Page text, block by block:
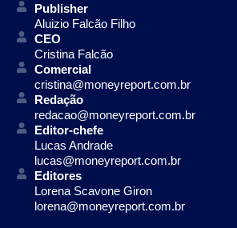
Publisher
Aluizio Falcão Filho
CEO
Cristina Falcão
Comercial
cristina@moneyreport.com.br
Redação
redacao@moneyreport.com.br
Editor-chefe
Lucas Andrade
lucas@moneyreport.com.br
Editores
Lorena Scavone Giron
lorena@moneyreport.com.br